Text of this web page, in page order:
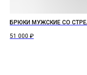
БРЮКИ МУЖСКИЕ СО
51 000 ₽